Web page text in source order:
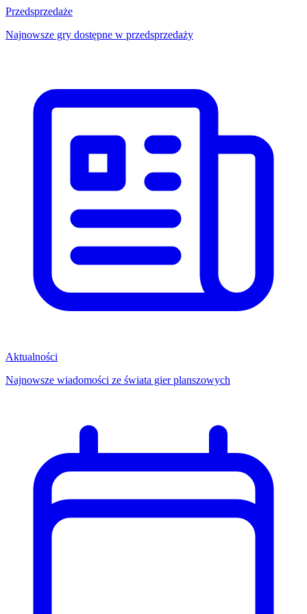
Przedsprzedaże
Najnowsze gry dostępne w przedsprzedaży
Aktualności
Najnowsze wiadomości ze świata gier planszowych